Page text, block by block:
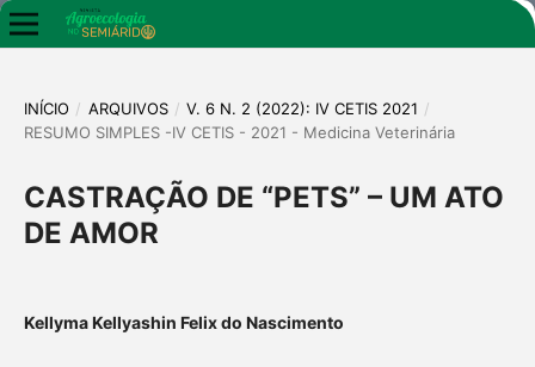
INÍCIO / ARQUIVOS / V. 6 N. 2 (2022): IV CETIS 2021 /
RESUMO SIMPLES -IV CETIS - 2021 - Medicina Veterinária
CASTRAÇÃO DE “PETS” – UM ATO
DE AMOR
Kellyma Kellyashin Felix do Nascimento